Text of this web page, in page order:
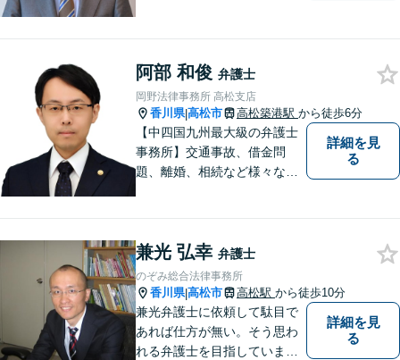
事件・交通事故・不動産問題
など幅広く対応。即日対応も
可能。まずはお気軽にご相談
ください。
阿部 和俊 弁護士
岡野法律事務所 高松支店
香川県|高松市 高松築港駅 から徒歩6分
【中四国九州最大級の弁護士
事務所】交通事故、借金問
題、離婚、相続など様々な問
い！
詳細を見
る
兼光 弘幸 弁護士
のぞみ総合法律事務所
香川県|高松市 高松駅 から徒歩10分
兼光弁護士に依頼して駄目で
あれば仕方が無い。そう思わ
れる弁護士を目指していま
詳細を見
る